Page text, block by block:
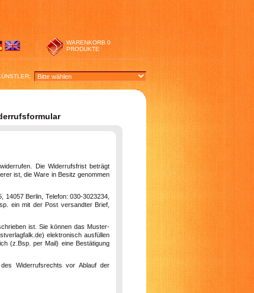
WARENKORB 0
PRODUKTE
Die Widerrufsfrist beträgt
ist, die Ware in Besitz genommen
Berlin, Telefon: 030-3023234,
ein mit der Post versandter Brief,
ist. Sie können das Muster-
elektronisch ausfüllen
(z.Bsp. per Mail) eine Bestätigung
Widerrufsrechts vor Ablauf der